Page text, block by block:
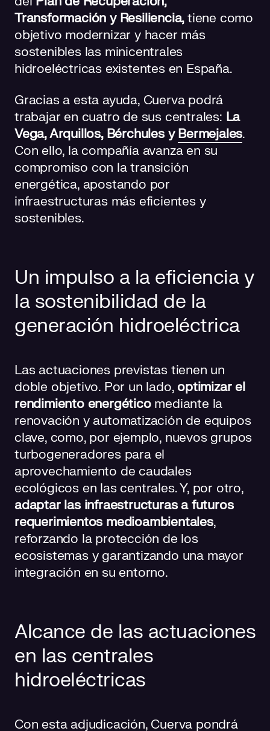
Transformación y Resiliencia,tiene como
objetivo modernizar y hacer más
sostenibles las minicentrales
hidroeléctricas existentes en España.
Gracias a esta ayuda, Cuerva podrá
trabajar en cuatro de sus centrales: La
Vega, Arquillos, Bérchules yBermejales.
Con ello, la compañía avanza en su
compromiso con la transición
energética, apostando por
infraestructuras más eficientes y
sostenibles.
Un impulso a la eficiencia y
la sostenibilidad de la
generación hidroeléctrica
Las actuaciones previstas tienen un
doble objetivo. Por un lado, optimizar el
rendimiento energéticomediante la
renovación y automatización de equipos
clave, como, por ejemplo, nuevos grupos
turbogeneradores para el
aprovechamiento de caudales
ecológicos en las centrales. Y, por otro,
adaptar las infraestructuras a futuros
requerimientos medioambientales,
reforzando la protección de los
ecosistemas y garantizando una mayor
integración en su entorno.
Alcance de las actuaciones
en las centrales
hidroeléctricas
Con esta adjudicación, Cuerva pondrá